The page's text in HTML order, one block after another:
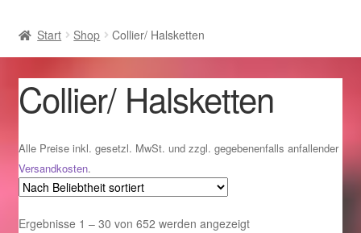
AGB
Beispiel-Seite
Datenschutz
Geschenke zu Ostern 2023
Geschenke zu Ostern 2024
Start Shop Collier/ Halsketten
Collier/ Halsketten
Alle Preise inkl. gesetzl. MwSt. und zzgl. gegebenenfalls anfallender
Versandkosten.
Ergebnisse 1 – 30 von 652 werden angezeigtNach